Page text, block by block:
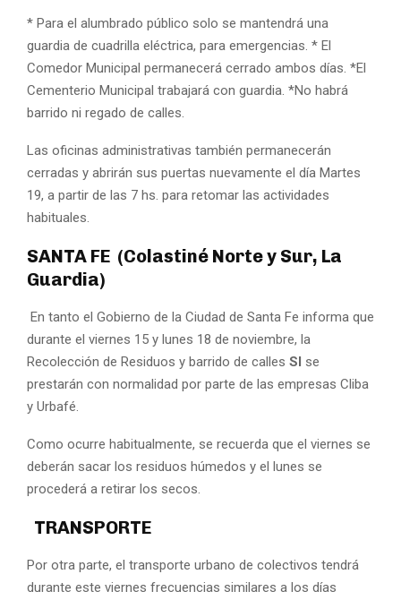
* Para el alumbrado público solo se mantendrá una
guardia de cuadrilla eléctrica, para emergencias. * El
Comedor Municipal permanecerá cerrado ambos días. *El
Cementerio Municipal trabajará con guardia. *No habrá
barrido ni regado de calles.
Las oficinas administrativas también permanecerán
cerradas y abrirán sus puertas nuevamente el día Martes
19, a partir de las 7 hs. para retomar las actividades
habituales.
SANTA FE (Colastiné Norte y Sur, La
Guardia)
En tanto el Gobierno de la Ciudad de Santa Fe informa que
durante el viernes 15 y lunes 18 de noviembre, la
Recolección de Residuos y barrido de calles SI se
prestarán con normalidad por parte de las empresas Cliba
y Urbafé.
Como ocurre habitualmente, se recuerda que el viernes se
deberán sacar los residuos húmedos y el lunes se
procederá a retirar los secos.
TRANSPORTE
Por otra parte, el transporte urbano de colectivos tendrá
durante este viernes frecuencias similares a los días